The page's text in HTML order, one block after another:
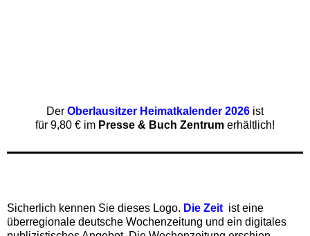
Der Oberlausitzer Heimatkalender 2026 ist
für 9,80 € im Presse & Buch Zentrum erhältlich!
Sicherlich kennen Sie dieses Logo. Die Zeit ist eine
überregionale deutsche Wochenzeitung und ein digitales